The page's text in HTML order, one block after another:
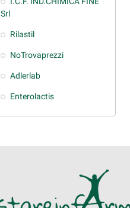
Srl
Rilastil
NoTrovaprezzi
Adlerlab
Enterolactis